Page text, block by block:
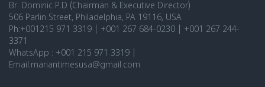
Br. Dominic P.D (Chairman & Executive Director)
506 Parlin Street, Philadelphia, PA 19116, USA
Ph:+001215 971 3319 | +001 267 684-0230 | +001 267 244-
3371
WhatsApp : +001 215 971 3319 |
Email:mariantimesusa@gmail.com